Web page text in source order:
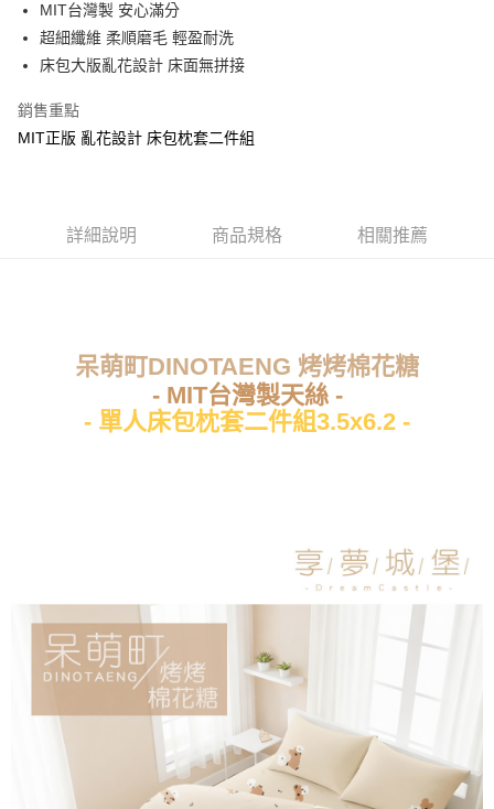
街口支付
悠遊付
Google Pay
ATM付款
全家★依產品說明
每筆NT$80，滿NT$699(含以上)免運費
MIT台灣製 安心滿分
超細纖維 柔順磨毛 輕盈耐洗
床包大版亂花設計 床面無拼接
銷售重點
MIT正版 亂花設計 床包枕套二件組
詳細說明 商品規格 相關推薦
呆萌町DINOTAENG 烤烤棉花糖
- MIT台灣製天絲 -
- 單人床包枕套二件組3.5x6.2 -